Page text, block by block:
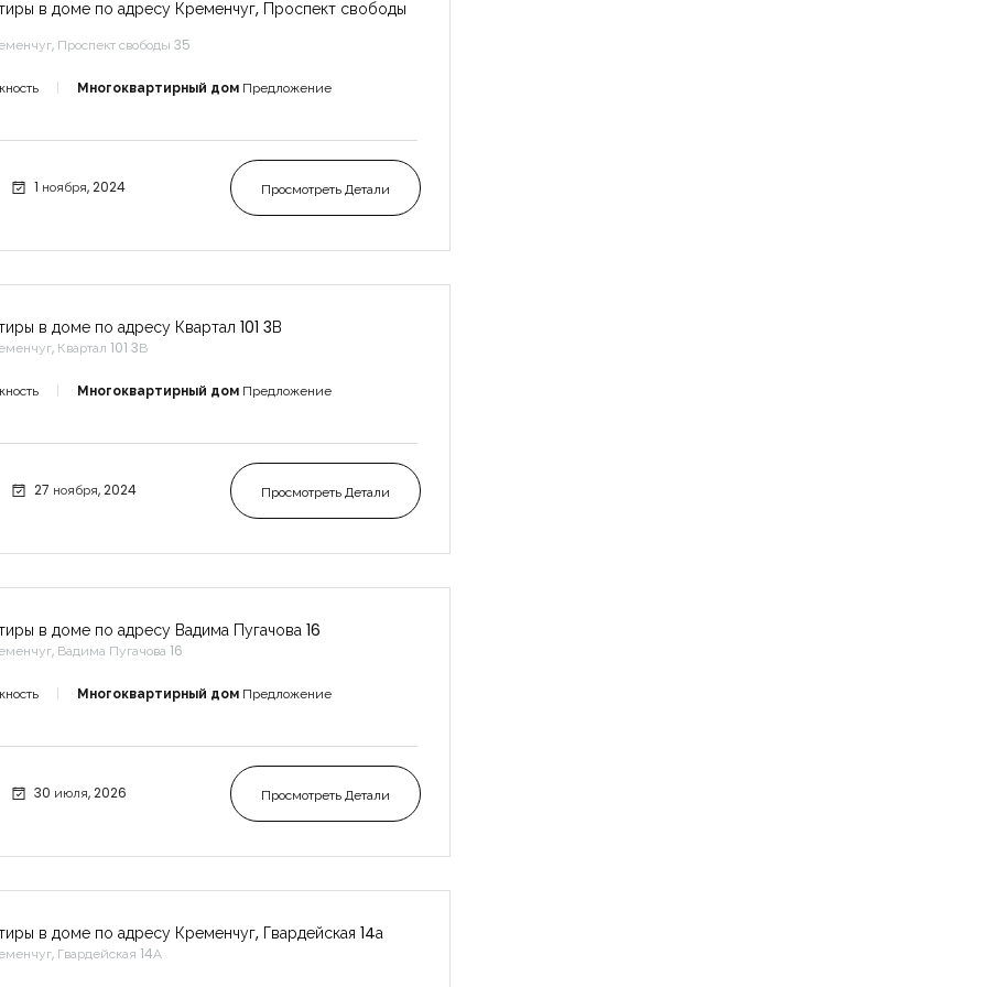
в доме по адресу Кременчуг, Проспект свободы
Проспект свободы 35
Многоквартирный дом Предложение
1 ноября, 2024 Просмотреть Детали
в доме по адресу Квартал 101 3В
Квартал 101 3В
Многоквартирный дом Предложение
27 ноября, 2024 Просмотреть Детали
в доме по адресу Вадима Пугачова 16
Вадима Пугачова 16
Многоквартирный дом Предложение
30 июля, 2026 Просмотреть Детали
в доме по адресу Кременчуг, Гвардейская 14а
Гвардейская 14А